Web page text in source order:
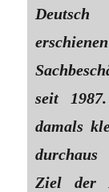
seit
damals
Ziel der